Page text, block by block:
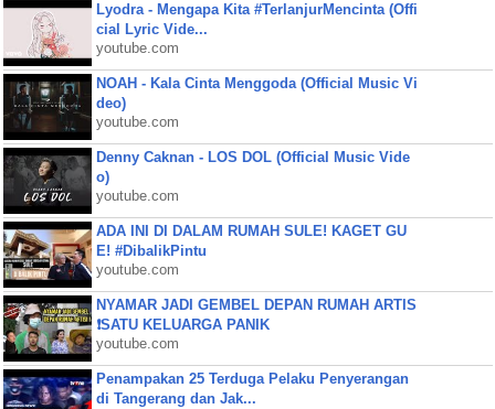
Lyodra - Mengapa Kita #TerlanjurMencinta (Offi
cial Lyric Vide...
youtube.com
NOAH - Kala Cinta Menggoda (Official Music Vi
deo)
youtube.com
Denny Caknan - LOS DOL (Official Music Vide
o)
youtube.com
ADA INI DI DALAM RUMAH SULE! KAGET GU
E! #DibalikPintu
youtube.com
NYAMAR JADI GEMBEL DEPAN RUMAH ARTIS
❗SATU KELUARGA PANIK
youtube.com
Penampakan 25 Terduga Pelaku Penyerangan
di Tangerang dan Jak...